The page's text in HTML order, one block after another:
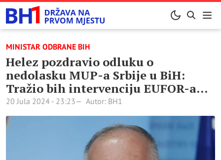
MINISTAR ODBRANE BIH
Helez pozdravio odluku o
nedolasku MUP-a Srbije u BiH:
Tražio bih intervenciju EUFOR-a…
20 Jula 2024 - 23:23 Autor: BH1